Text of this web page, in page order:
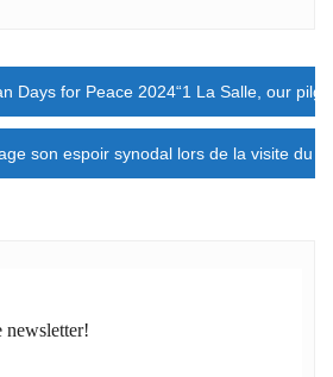
Days for Peace 2024“1 La Salle, our
son espoir synodal lors de la visite du
newsletter!